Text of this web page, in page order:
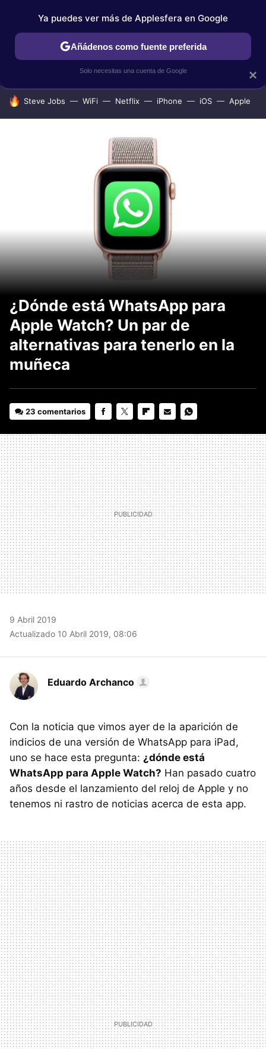
IPHONE TUTORIALES APPLESFERA SELECCIÓN
HOY SE HABLA DE
Steve Jobs WiFi Netflix iPhone iOS Apple
¿Dónde está WhatsApp para
Apple Watch? Un par de
alternativas para tenerlo en la
muñeca
23 comentarios
MAIL
9 Abril 2019
Actualizado 10 Abril 2019, 08:06
Eduardo Archanco
Con la noticia que vimos ayer de la aparición de
indicios de una versión de WhatsApp para iPad,
uno se hace esta pregunta: ¿dónde está
WhatsApp para Apple Watch? Han pasado cuatro
años desde el lanzamiento del reloj de Apple y no
tenemos ni rastro de noticias acerca de esta app.
×
Ya puedes ver más de Applesfera en Google
Añádenos como fuente preferida
Solo necesitas una cuenta de Google